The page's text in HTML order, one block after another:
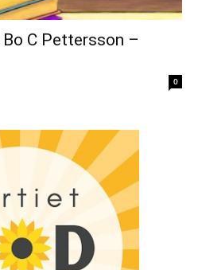
C Pettersson –
0